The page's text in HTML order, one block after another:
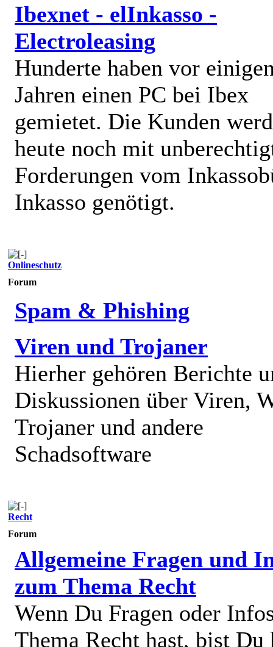
Ibexnet - elInkasso -
Electroleasing
Hunderte haben vor
Jahren einen PC bei Ibex
gemietet. Die Kunden
heute noch mit
Forderungen vom
Inkasso genötigt.
Onlineschutz
Forum
Spam & Phishing
Viren und Trojaner
Hierher gehören Berichte
Diskussionen über Viren,
Trojaner und andere
Schadsoftware
Recht
Forum
Allgemeine Fragen und
zum Thema Recht
Wenn Du Fragen oder
Thema Recht hast, bist Du